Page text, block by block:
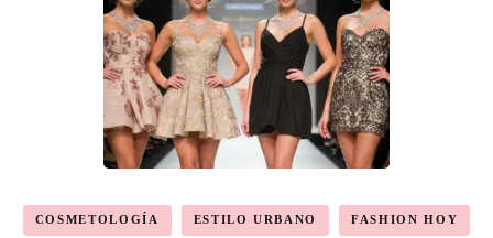
COSMETOLOGÍA ESTILO URBANO FASHION HOY